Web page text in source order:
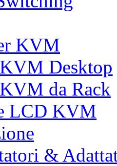
KVM
Desktop
da Rack
LCD KVM
&